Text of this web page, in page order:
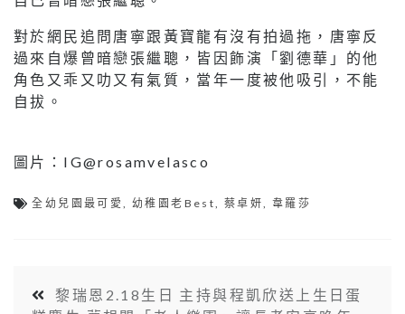
對於網民追問唐寧跟黃寶龍有沒有拍過拖，唐寧反
過來自爆曾暗戀張繼聰，皆因飾演「劉德華」的他
角色又乖又叻又有氣質，當年一度被他吸引，不能
自拔。
圖片：IG@rosamvelasco
全幼兒園最可愛,幼稚園老Best,蔡卓妍,韋羅莎
黎瑞恩2.18生日 主持與程凱欣送上生日蛋